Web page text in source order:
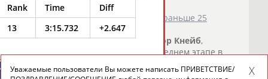
по санному спорту покинет Сочи не раньше 25
Задержаться может только
Виктор Кнейб,
забрать свои... ...собеседник. На последнем этапе в
добраться до финиша. Лучший результат из...
СТАДИОН)
Rank Time
Diff
13 3:15.732 +2.647
СПОРТИВНЫЕ
Уважаемые пользователи Вы можете написать ПРИВЕТСТВИЕ/